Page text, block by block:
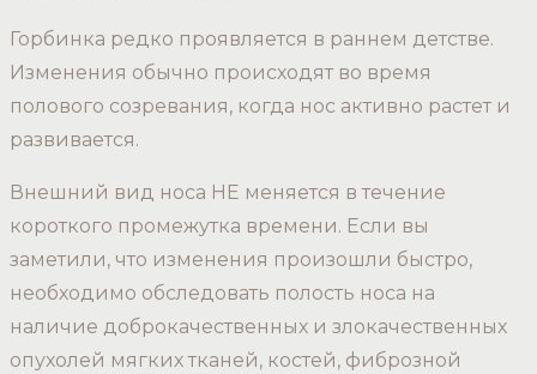
Горбинка редко проявляется в раннем детстве.
Изменения обычно происходят во время
полового созревания, когда нос активно растет и
развивается.
Внешний вид носа НЕ меняется в течение
короткого промежутка времени. Если вы
заметили, что изменения произошли быстро,
необходимо обследовать полость носа на
наличие доброкачественных и злокачественных
опухолей мягких тканей, костей, фиброзной